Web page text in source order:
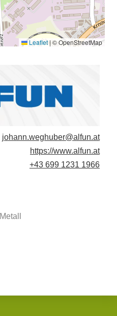
Leaflet|© OpenStreetMap
johann.weghuber@alfun.at
https://www.alfun.at
+43 699 1231 1966
Metall